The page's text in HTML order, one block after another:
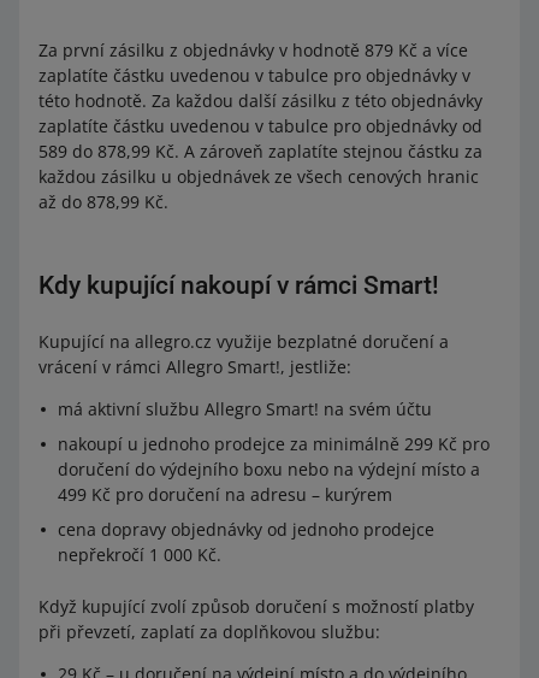
Za první zásilku z objednávky v hodnotě 879 Kč a více
zaplatíte částku uvedenou v tabulce pro objednávky v
této hodnotě. Za každou další zásilku z této objednávky
zaplatíte částku uvedenou v tabulce pro objednávky od
589 do 878,99 Kč. A zároveň zaplatíte stejnou částku za
každou zásilku u objednávek ze všech cenových hranic
až do 878,99 Kč.
Kdy kupující nakoupí v rámci Smart!
Kupující na allegro.cz využije bezplatné doručení a
vrácení v rámci Allegro Smart!, jestliže:
má aktivní službu Allegro Smart! na svém účtu
nakoupí u jednoho prodejce za minimálně 299 Kč pro
doručení do výdejního boxu nebo na výdejní místo a
499 Kč pro doručení na adresu – kurýrem
cena dopravy objednávky od jednoho prodejce
nepřekročí 1 000 Kč.
Když kupující zvolí způsob doručení s možností platby
při převzetí, zaplatí za doplňkovou službu: